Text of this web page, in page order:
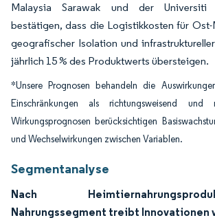
Malaysia Sarawak und der Universiti
bestätigen, dass die Logistikkosten für Ost-
geografischer Isolation und
jährlich 15 % des Produktwerts übersteigen.
*Unsere Prognosen behandeln die
Einschränkungen als richtungsweisend
Wirkungsprognosen berücksichtigen
und Wechselwirkungen zwischen Variablen.
Segmentanalyse
Nach
Nahrungssegment treibt Innovationen